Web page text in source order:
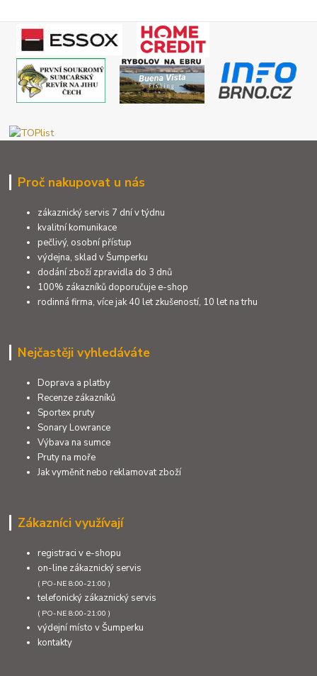
Proč nakupovat u nás
zákaznický servis 7 dní v týdnu
kvalitní komunikace
pečlivý, osobní přístup
výdejna, sklad v Šumperku
dodání zboží zpravidla do 3 dnů
100% zákazníků doporučuje e-shop
rodinná firma, více jak 40 let zkušeností, 10 let na trhu
Nejčastěji vyhledáváte
Doprava a platby
Recenze zákazníků
Sportex pruty
Sonary Lowrance
Výbava na sumce
Pruty na moře
Jak vyměnit nebo reklamovat zboží
Zákazníci využívají
registraci v e-shopu
on-line zákaznický servis
( PO-NE 8:00-21:00 )
telefonický zákaznický servis
( PO-NE 8:00-21:00 )
výdejní místo v Šumperku
kontakty